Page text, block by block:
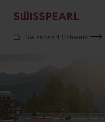
Garten
Downloads
Swisspearl Schweiz